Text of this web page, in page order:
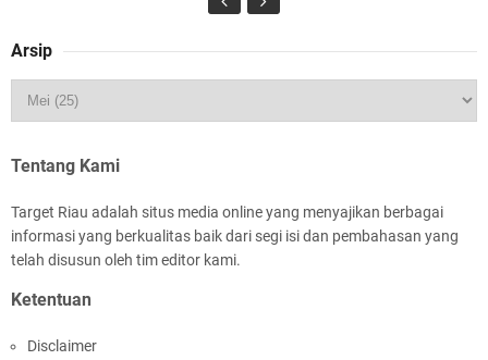
HUT IBI Ke-75, Bupati Asmar: Bidan Garda
2045
Meranti Ditepungtawari, Sinergi Adat hingga
Arsip
Tentang Kami
Target Riau adalah situs media online yang menyajikan berbagai
informasi yang berkualitas baik dari segi isi dan pembahasan yang
telah disusun oleh tim editor kami.
Ketentuan
Disclaimer